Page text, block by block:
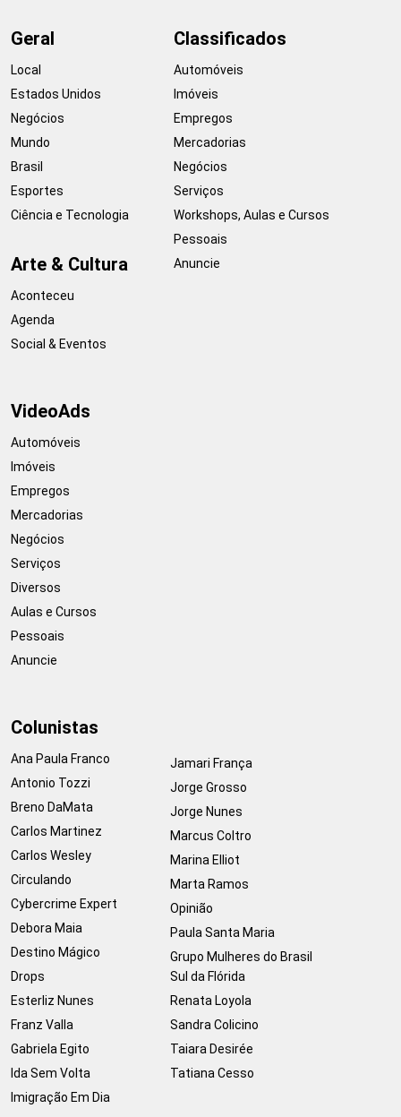
Geral
Local
Estados Unidos
Negócios
Mundo
Brasil
Esportes
Ciência e Tecnologia
Arte & Cultura
Aconteceu
Agenda
Social & Eventos
Classificados
Automóveis
Imóveis
Empregos
Mercadorias
Negócios
Serviços
Workshops, Aulas e Cursos
Pessoais
Anuncie
VideoAds
Automóveis
Imóveis
Empregos
Mercadorias
Negócios
Serviços
Diversos
Aulas e Cursos
Pessoais
Anuncie
Colunistas
Ana Paula Franco
Antonio Tozzi
Breno DaMata
Carlos Martinez
Carlos Wesley
Circulando
Cybercrime Expert
Debora Maia
Destino Mágico
Drops
Esterliz Nunes
Franz Valla
Gabriela Egito
Ida Sem Volta
Imigração Em Dia
Jamari França
Jorge Grosso
Jorge Nunes
Marcus Coltro
Marina Elliot
Marta Ramos
Opinião
Paula Santa Maria
Grupo Mulheres do Brasil
Sul da Flórida
Renata Loyola
Sandra Colicino
Taiara Desirée
Tatiana Cesso